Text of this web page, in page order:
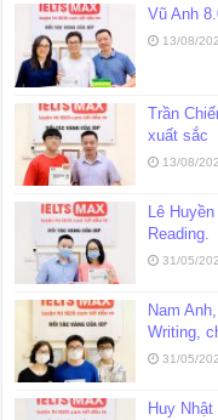
Vũ Anh
13/08/
Trần
xuất sắc
13/08/
Lê
Reading.
31/05/
Nam
Writing,
31/05/
Huy